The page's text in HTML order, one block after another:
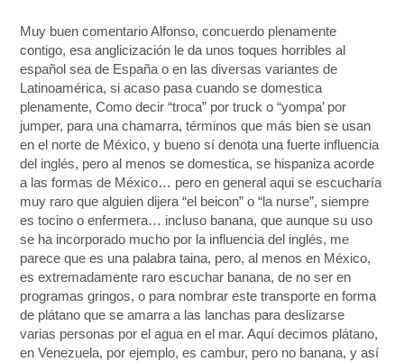
Muy buen comentario Alfonso, concuerdo plenamente
contigo, esa anglicización le da unos toques horribles al
español sea de España o en las diversas variantes de
Latinoamérica, si acaso pasa cuando se domestica
plenamente, Como decir “troca” por truck o “yompa’ por
jumper, para una chamarra, términos que más bien se usan
en el norte de México, y bueno sí denota una fuerte influencia
del inglés, pero al menos se domestica, se hispaniza acorde
a las formas de México… pero en general aqui se escucharía
muy raro que alguien dijera “el beicon” o “la nurse”, siempre
es tocino o enfermera… incluso banana, que aunque su uso
se ha incorporado mucho por la influencia del inglés, me
parece que es una palabra taina, pero, al menos en México,
es extremadamente raro escuchar banana, de no ser en
programas gringos, o para nombrar este transporte en forma
de plátano que se amarra a las lanchas para deslizarse
varias personas por el agua en el mar. Aquí decimos plátano,
en Venezuela, por ejemplo, es cambur, pero no banana, y así